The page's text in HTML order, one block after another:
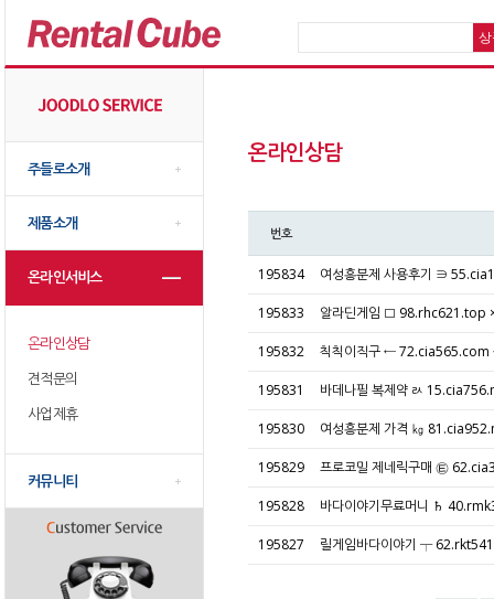
주들로소개
제품소개
온라인서비스
온라인상담
견적문의
사업제휴
커뮤니티
온라인상담
번호
195834 여성흥분제 사용후기 ∋
195833 알라딘게임 □ 98.rhc621.top
195832 칙칙이직구 ← 72.cia565.com
195831 바데나필 복제약 ㄽ
195830 여성흥분제 가격 ㎏
195829 프로코밀 제네릭구매 ㉫
195828 바다이야기무료머니 ♄
195827 릴게임바다이야기 ┬